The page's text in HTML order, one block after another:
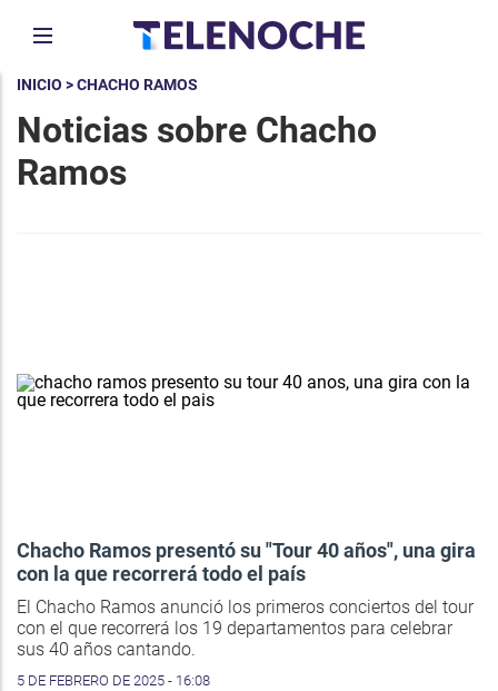
INICIO > CHACHO RAMOS
Noticias sobre Chacho
Ramos
Chacho Ramos presentó su "Tour 40 años", una gira
con la que recorrerá todo el país
El Chacho Ramos anunció los primeros conciertos del tour
con el que recorrerá los 19 departamentos para celebrar
sus 40 años cantando.
5 DE FEBRERO DE 2025 - 16:08